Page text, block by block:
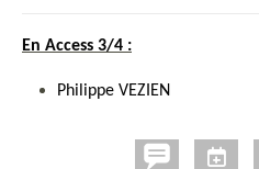
En Access 3/4 :
Philippe VEZIEN